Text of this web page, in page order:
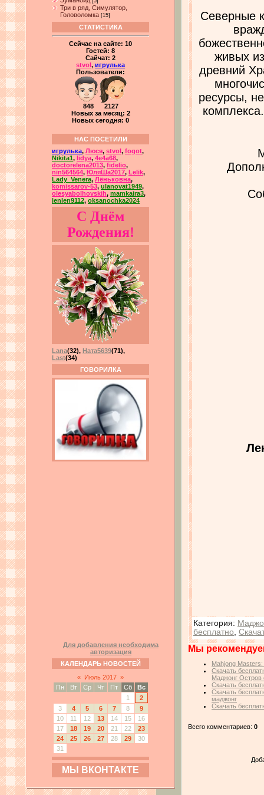
Три в ряд, Симулятор,
Головоломка [15]
СТАТИСТИКА
Сейчас на сайте: 10
Гостей: 8
Сайчат: 2
stvol , игрулька
Пользователи:
848 2127
Новых за месяц: 2
Новых сегодня: 0
НАС ПОСЕТИЛИ
игрулька, Люся, stvol , fogot,
Nikita1, lidya, 4e4a68,
doctorelena2013, fidelio,
nin564564, ЮляШа2017, Lelik,
Lady_Venera, Лёньковна,
komissarov-53, ulanovat1949,
olesyabolhovskih, mamkaira3,
lenlen9112, oksanochka2024
С Днём
Рождения!
Lana(32), Ната5639(71),
Last(34)
ГОВОРИЛКА
Для добавления необходима
авторизация
КАЛЕНДАРЬ НОВОСТЕЙ
«
Июль 2017 »
Пн
Вт Ср Чт Пт Сб
Вс
1
2
3
4 5 6 7 8
9
10
11 12 13 14 15
16
17
18 19 20 21 22
23
24
25 26 27 28 29
30
31
МЫ ВКОНТАКТЕ
Северные
живых
древний
ресурсы,
Категория:
бесплатно
Мы
Mahjong
Скачать
Маджонг Остров
Скачать
Скачать
маджонг
Скачать
Всего комментариев: 0